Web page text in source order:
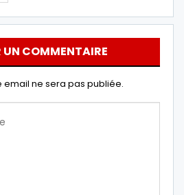
UN COMMENTAIRE
email ne sera pas publiée.